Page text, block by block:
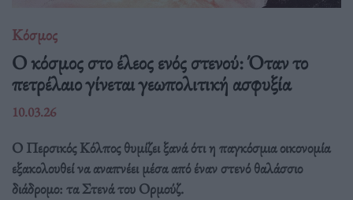
Κόσμος
Ο κόσμος στο έλεος ενός στενού: Όταν το
πετρέλαιο γίνεται γεωπολιτική ασφυξία
10.03.26
Ο Περσικός Κόλπος θυμίζει ξανά ότι η παγκόσμια οικονομία
εξακολουθεί να αναπνέει μέσα από έναν στενό θαλάσσιο
διάδρομο: τα Στενά του Ορμούζ.